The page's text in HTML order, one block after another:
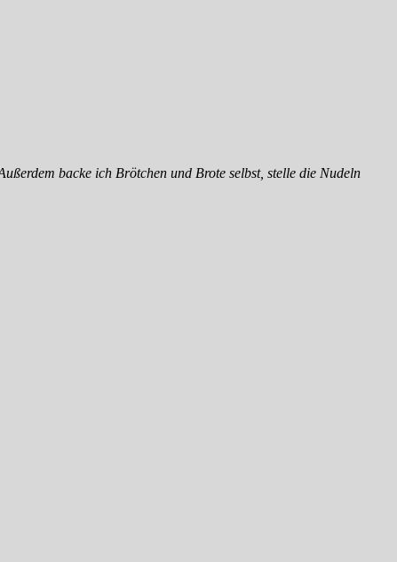
backe ich Brötchen und Brote selbst, stelle die Nudeln